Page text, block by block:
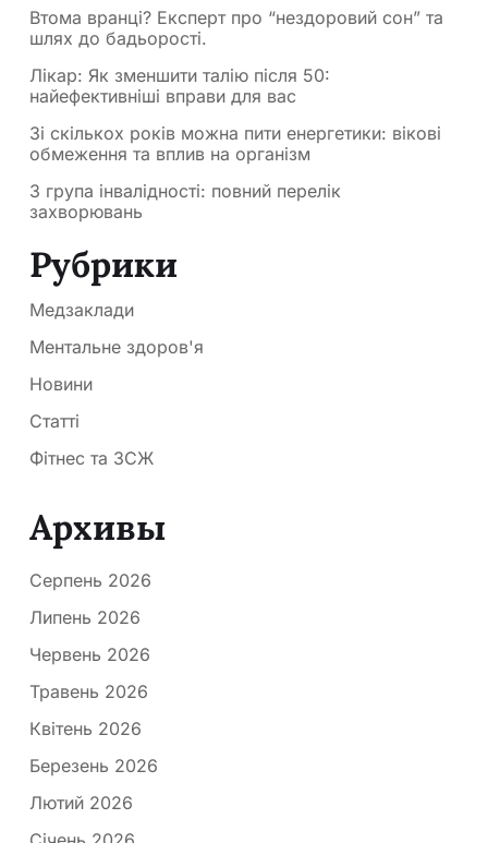
Втома вранці? Експерт про “нездоровий сон” та
шлях до бадьорості.
Лікар: Як зменшити талію після 50:
найефективніші вправи для вас
Зі скількох років можна пити енергетики: вікові
обмеження та вплив на організм
3 група інвалідності: повний перелік
захворювань
Рубрики
Медзаклади
Ментальне здоров'я
Новини
Статті
Фітнес та ЗСЖ
Архивы
Серпень 2026
Липень 2026
Червень 2026
Травень 2026
Квітень 2026
Березень 2026
Лютий 2026